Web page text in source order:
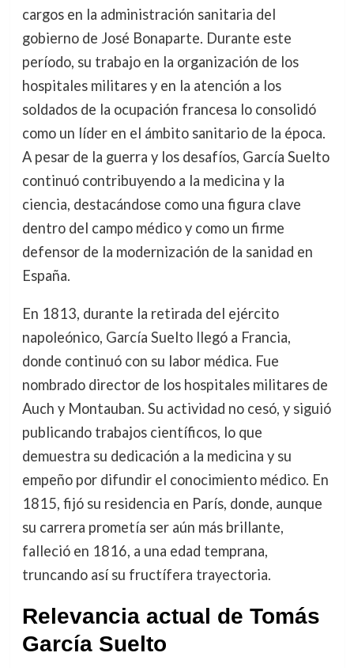
cargos en la administración sanitaria del
gobierno de José Bonaparte. Durante este
período, su trabajo en la organización de los
hospitales militares y en la atención a los
soldados de la ocupación francesa lo consolidó
como un líder en el ámbito sanitario de la época.
A pesar de la guerra y los desafíos, García Suelto
continuó contribuyendo a la medicina y la
ciencia, destacándose como una figura clave
dentro del campo médico y como un firme
defensor de la modernización de la sanidad en
España.
En 1813, durante la retirada del ejército
napoleónico, García Suelto llegó a Francia,
donde continuó con su labor médica. Fue
nombrado director de los hospitales militares de
Auch y Montauban. Su actividad no cesó, y siguió
publicando trabajos científicos, lo que
demuestra su dedicación a la medicina y su
empeño por difundir el conocimiento médico. En
1815, fijó su residencia en París, donde, aunque
su carrera prometía ser aún más brillante,
falleció en 1816, a una edad temprana,
truncando así su fructífera trayectoria.
Relevancia actual de Tomás
García Suelto